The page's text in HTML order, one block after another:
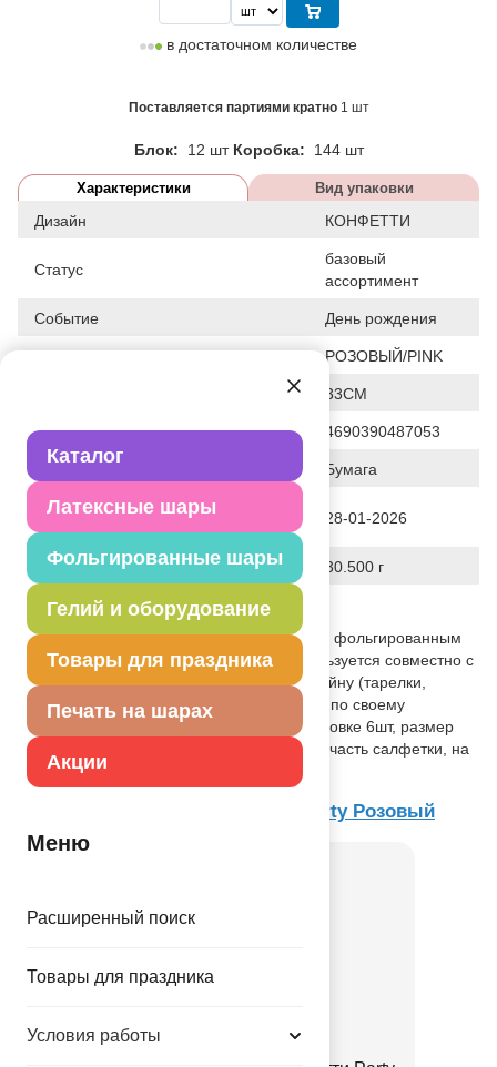
Каталог
Латексные шары
Фольгированные шары
Гелий и оборудование
Товары для праздника
Печать на шарах
Акции
Меню
Расширенный поиск
Товары для праздника
Условия работы
в достаточном количестве
Поставляется партиями кратно 1 шт
Блок: 12 шт Коробка: 144 шт
Характеристики Вид упаковки
Дизайн КОНФЕТТИ
Статус
базовый
ассортимент
Событие День рождения
Цвет РОЗОВЫЙ/PINK
33СМ
Штрих код 4690390487053
Бумага
Дата последнего изменения
элемента
28-01-2026
Вес 30.500 г
Описание товара
Двухслойная салфетка розового цвета с фольгированным
тиснением С ДНЕМ РОЖДЕНИЯ. Используется совместно с
другими элементами коллекции по дизайну (тарелки,
стаканы и т.п.) как украшение стола или по своему
непосредственному назначению. В упаковке 6шт, размер
33см. Тиснение нанесено только на 1/4 часть салфетки, на
лицевую сторону.
Конфетти Party Розовый